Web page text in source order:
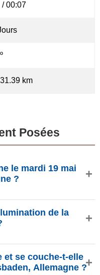
/ 00:07
km
Posées
le mardi 19 mai
?
avec 13.79%
situe dans la
de la
et se couche-t-elle
Allemagne ?